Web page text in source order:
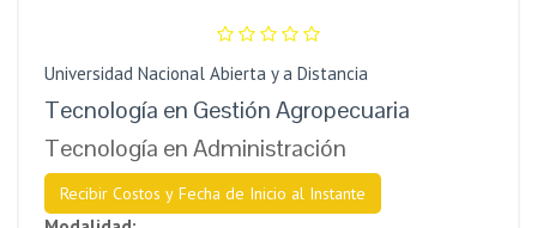
Universidad Nacional Abierta y a Distancia
Tecnología en Gestión Agropecuaria
Tecnología en Administración
Recibir Costos y Fecha de Inicio al Instante